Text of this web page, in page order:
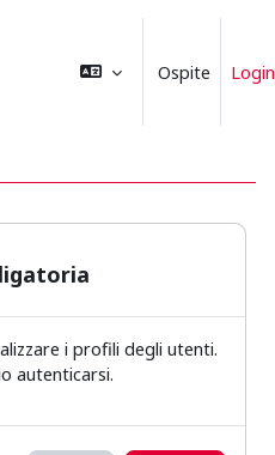
Ospite Login
i profili degli utenti.
autenticarsi.